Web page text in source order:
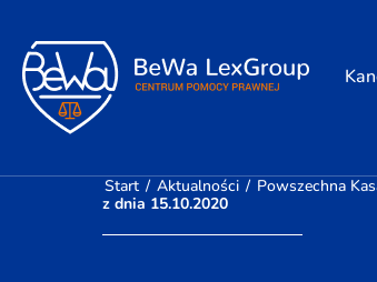
Start / Aktualności / Powszechna
z dnia 15.10.2020